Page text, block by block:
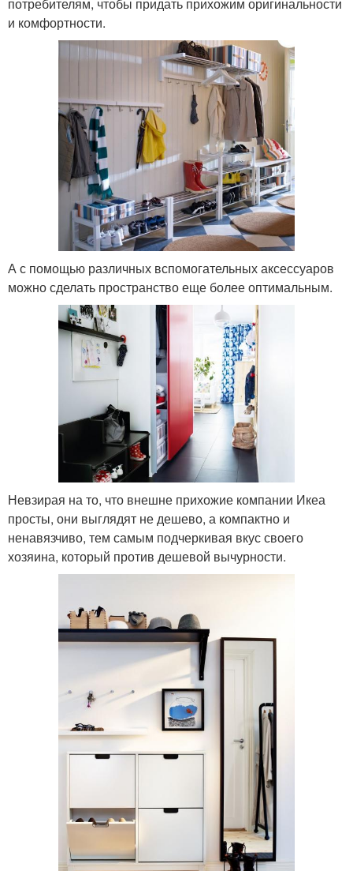
потребителям, чтобы придать прихожим оригинальности
и комфортности.
А с помощью различных вспомогательных аксессуаров
можно сделать пространство еще более оптимальным.
Невзирая на то, что внешне прихожие компании Икеа
просты, они выглядят не дешево, а компактно и
ненавязчиво, тем самым подчеркивая вкус своего
хозяина, который против дешевой вычурности.